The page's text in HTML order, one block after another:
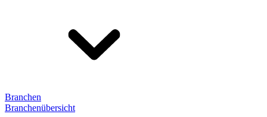
Branchen
Branchenübersicht